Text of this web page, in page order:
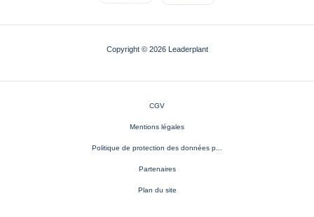
Copyright © 2026 Leaderplant
CGV
Mentions légales
Politique de protection des données p...
Partenaires
Plan du site